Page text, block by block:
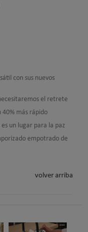
con sus nuevos
el retrete
40% más rápido
un lugar para la paz
empotrado de
volver arriba